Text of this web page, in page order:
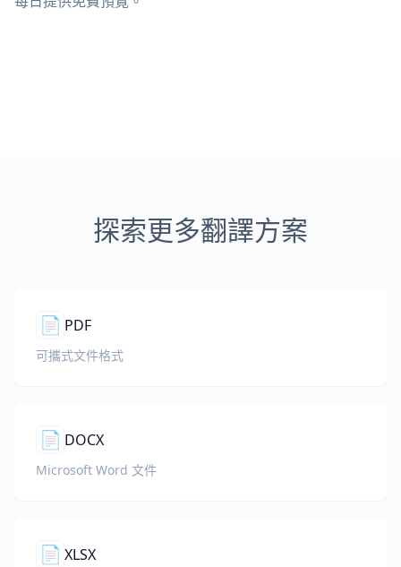
探索更多翻譯方案
📄 PDF
可攜式文件格式
📄 DOCX
Microsoft Word 文件
📄 XLSX